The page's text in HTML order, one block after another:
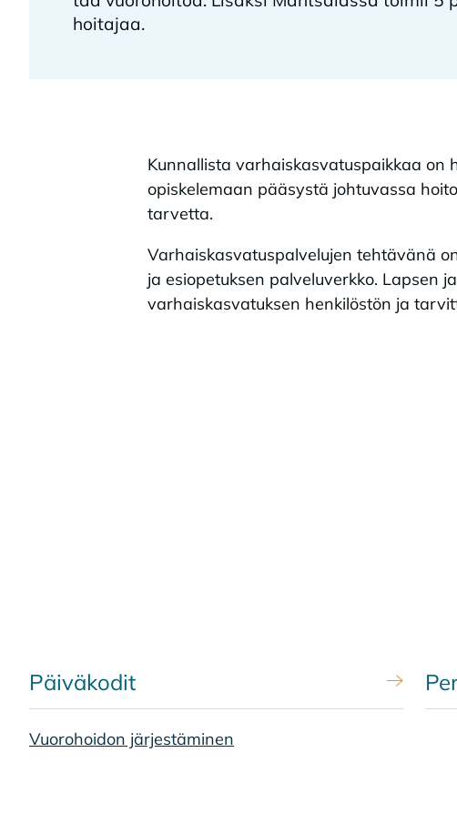
hoi­ta­jaa.
Kunnallista varhaiskasvatuspaikkaa on
opiskelemaan pääsystä johtuvassa
tarvetta.
Varhaiskasvatuspalvelujen tehtävänä
ja esiopetuksen palveluverkko. Lapsen
varhaiskasvatuksen henkilöstön ja
Päiväkodit
Vuorohoidon järjestäminen